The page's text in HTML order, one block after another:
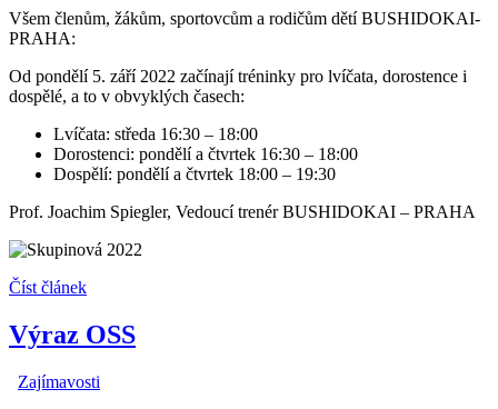
Všem členům, žákům, sportovcům a rodičům dětí BUSHIDOKAI-
PRAHA:
Od pondělí 5. září 2022 začínají tréninky pro lvíčata, dorostence i
dospělé, a to v obvyklých časech:
Lvíčata: středa 16:30 – 18:00
Dorostenci: pondělí a čtvrtek 16:30 – 18:00
Dospělí: pondělí a čtvrtek 18:00 – 19:30
Prof. Joachim Spiegler, Vedoucí trenér BUSHIDOKAI – PRAHA
Číst článek
Výraz OSS
Zajímavosti